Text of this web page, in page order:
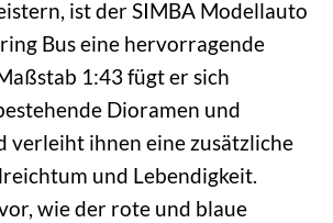
ist der SIMBA Modellauto
Bus eine hervorragende
1:43 fügt er sich
Dioramen und
verleiht ihnen eine zusätzliche
und Lebendigkeit.
wie der rote und blaue